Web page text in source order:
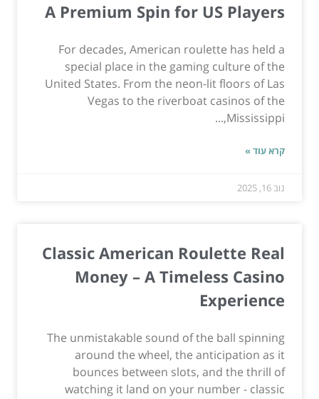
A Premium Spin for US Players
For decades, American roulette has held a
special place in the gaming culture of the
United States. From the neon-lit floors of Las
Vegas to the riverboat casinos of the
Mississippi,...
קרא עוד »
נוב 16, 2025
Classic American Roulette Real
Money – A Timeless Casino
Experience
The unmistakable sound of the ball spinning
around the wheel, the anticipation as it
bounces between slots, and the thrill of
watching it land on your number - classic